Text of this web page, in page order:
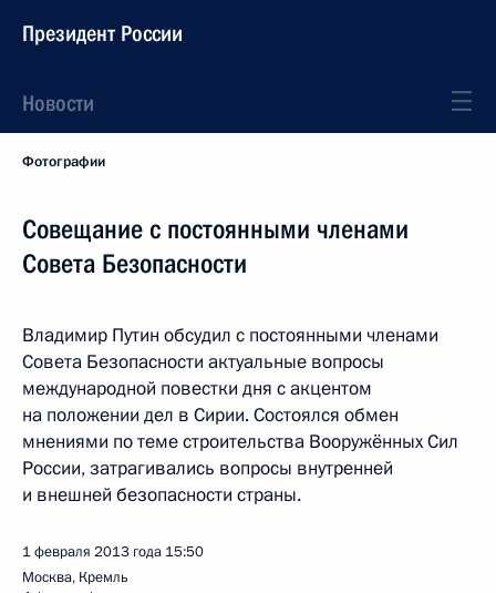
Президент России
Новости
Фотографии
Совещание с постоянными членами
Совета Безопасности
Владимир Путин обсудил с постоянными членами
Совета Безопасности актуальные вопросы
международной повестки дня с акцентом
на положении дел в Сирии. Состоялся обмен
мнениями по теме строительства Вооружённых Сил
России, затрагивались вопросы внутренней
и внешней безопасности страны.
1 февраля 2013 года 15:50
Москва, Кремль